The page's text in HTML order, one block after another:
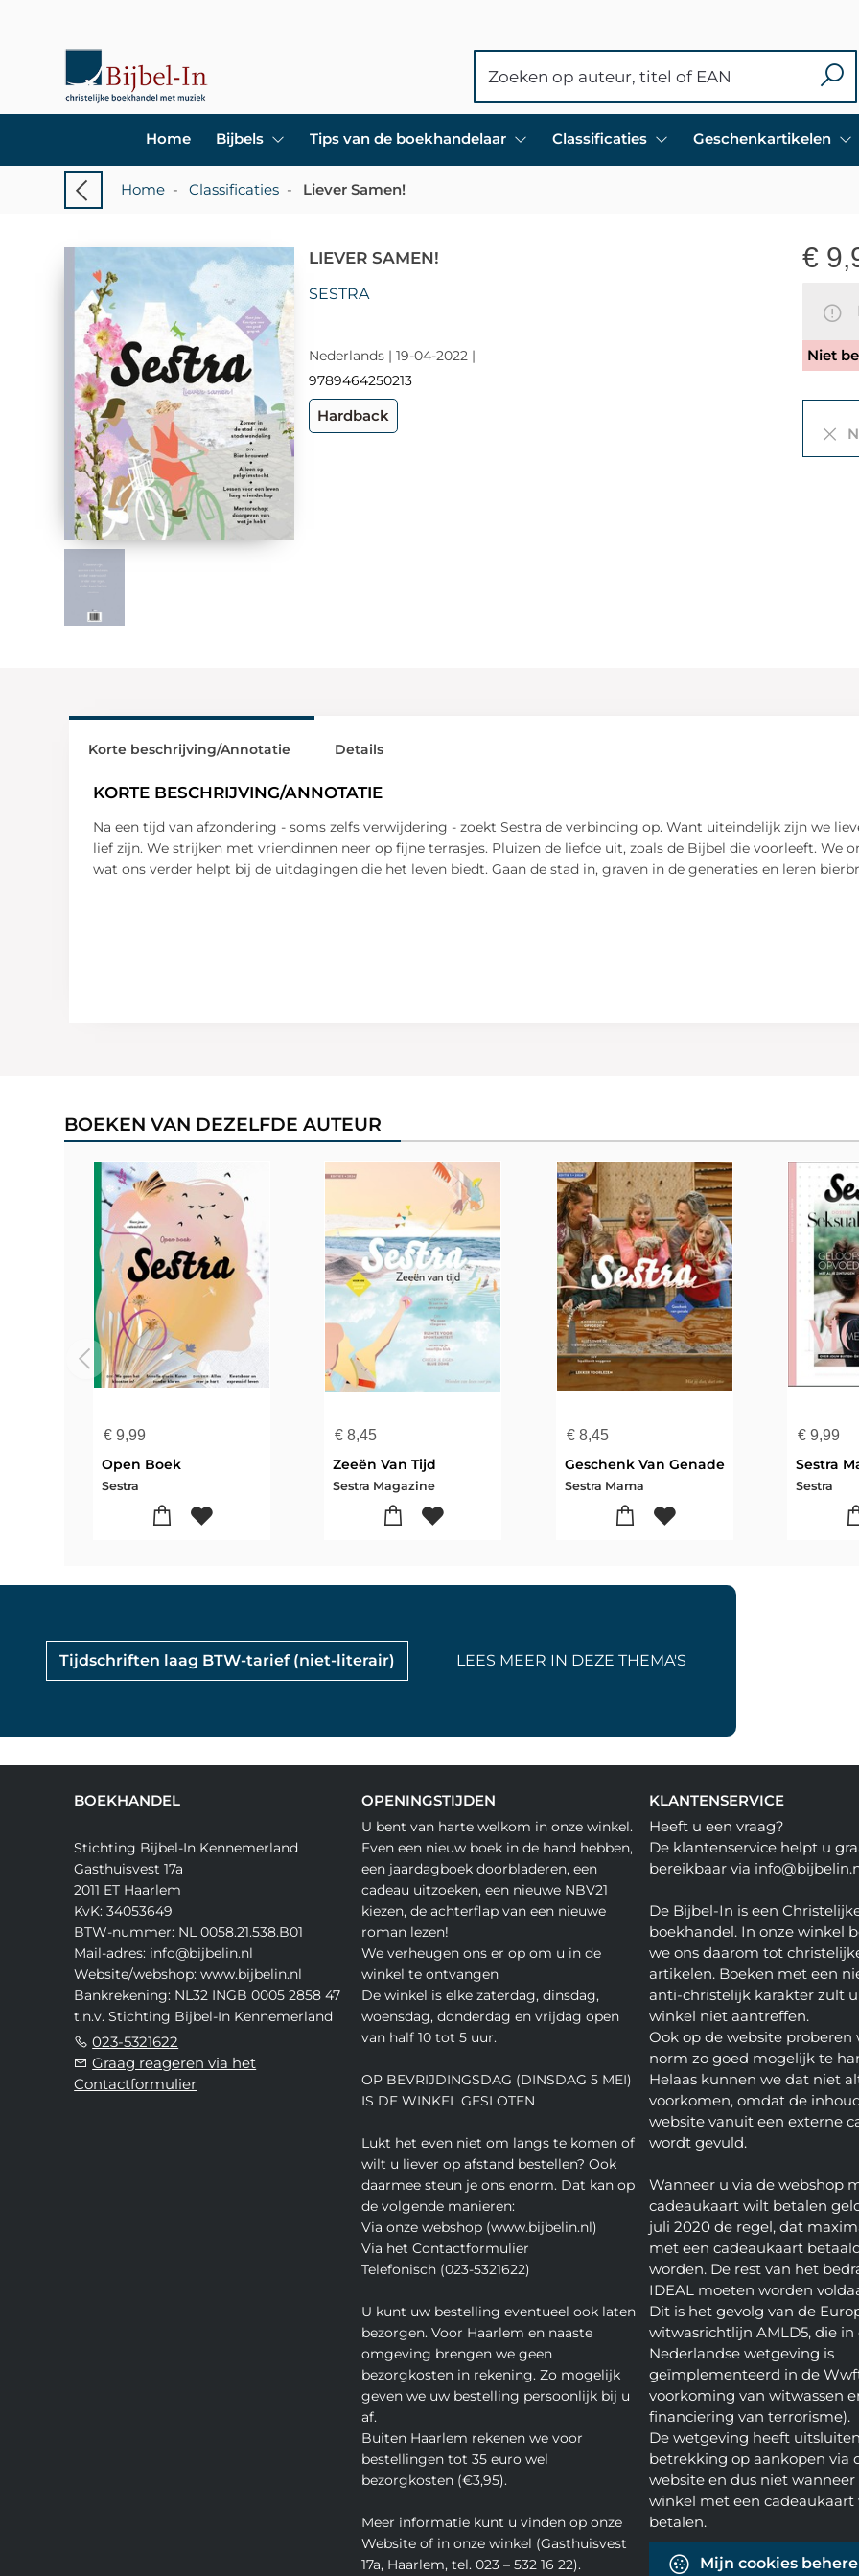
Home Bijbels Tips van de boekhandelaar Classificaties Geschenkartikelen
Home - Classificaties - Liever Samen!
LIEVER SAMEN!
SESTRA
Nederlands | 19-04-2022 |
9789464250213
Hardback
€
Niet
Korte beschrijving/Annotatie
KORTE BESCHRIJVING/ANNOTATIE
Na een tijd van afzondering - soms zelfs verwijdering - zoekt Sestra de verbinding op. Want uiteindelijk zijn we
lief zijn. We strijken met vriendinnen neer op fijne terrasjes. Pluizen de liefde uit, zoals de Bijbel die voorleeft. We
wat ons verder helpt bij de uitdagingen die het leven biedt. Gaan de stad in, graven in de generaties en leren
Details
BOEKEN VAN DEZELFDE AUTEUR
€ 9,99
Open Boek
Sestra
€ 8,45
Zeeën Van Tijd
Sestra Magazine
€8,45
Geschenk Van Genade
Sestra Mama
€9,99
Sestra
Sestra
Tijdschriften laag BTW-tarief (niet-literair) LEES MEER IN DEZE THEMA'S
BOEKHANDEL
Stichting Bijbel-In Kennemerland
Gasthuisvest 17a
2011 ET Haarlem
KvK: 34053649
BTW-nummer: NL 0058.21.538.B01
Mail-adres: info@bijbelin.nl
Website/webshop: www.bijbelin.nl
Bankrekening: NL32 INGB 0005 2858 47
t.n.v. Stichting Bijbel-In Kennemerland
023-5321622
Graag reageren via het
Contactformulier
OPENINGSTIJDEN
U bent van harte welkom in onze winkel.
Even een nieuw boek in de hand hebben,
een jaardagboek doorbladeren, een
cadeau uitzoeken, een nieuwe NBV21
kiezen, de achterflap van een nieuwe
roman lezen!
We verheugen ons er op om u in de
winkel te ontvangen
De winkel is elke zaterdag, dinsdag,
woensdag, donderdag en vrijdag open
van half 10 tot 5 uur.
OP BEVRIJDINGSDAG (DINSDAG 5 MEI)
IS DE WINKEL GESLOTEN
Lukt het even niet om langs te komen of
wilt u liever op afstand bestellen? Ook
daarmee steun je ons enorm. Dat kan op
de volgende manieren:
Via onze webshop (www.bijbelin.nl)
Via het Contactformulier
Telefonisch (023-5321622)
U kunt uw bestelling eventueel ook laten
bezorgen. Voor Haarlem en naaste
omgeving brengen we geen
bezorgkosten in rekening. Zo mogelijk
geven we uw bestelling persoonlijk bij u
af.
Buiten Haarlem rekenen we voor
bestellingen tot 35 euro wel
bezorgkosten (€3,95).
Meer informatie kunt u vinden op onze
Website of in onze winkel (Gasthuisvest
17a, Haarlem, tel. 023 – 532 16 22).
KLANTENSERVICE
Heeft u een vraag?
De klantenservice helpt u
bereikbaar via
De Bijbel-In is een
boekhandel. In onze winkel
we ons daarom tot
artikelen. Boeken met een
anti-christelijk karakter zult
winkel niet aantreffen.
Ook op de website proberen
norm zo goed mogelijk te
Helaas kunnen we dat niet
voorkomen, omdat de
website vanuit een externe
wordt gevuld.
Wanneer u via de webshop
cadeaukaart wilt betalen
juli 2020 de regel, dat
met een cadeaukaart
worden. De rest van het
IDEAL moeten worden
Dit is het gevolg van de
witwasrichtlijn AMLD5, die in
Nederlandse wetgeving is
geïmplementeerd in de
voorkoming van witwassen
financiering van terrorisme).
De wetgeving heeft
betrekking op aankopen via
website en dus niet wanneer
winkel met een cadeaukaart
betalen.
Mijn cookies